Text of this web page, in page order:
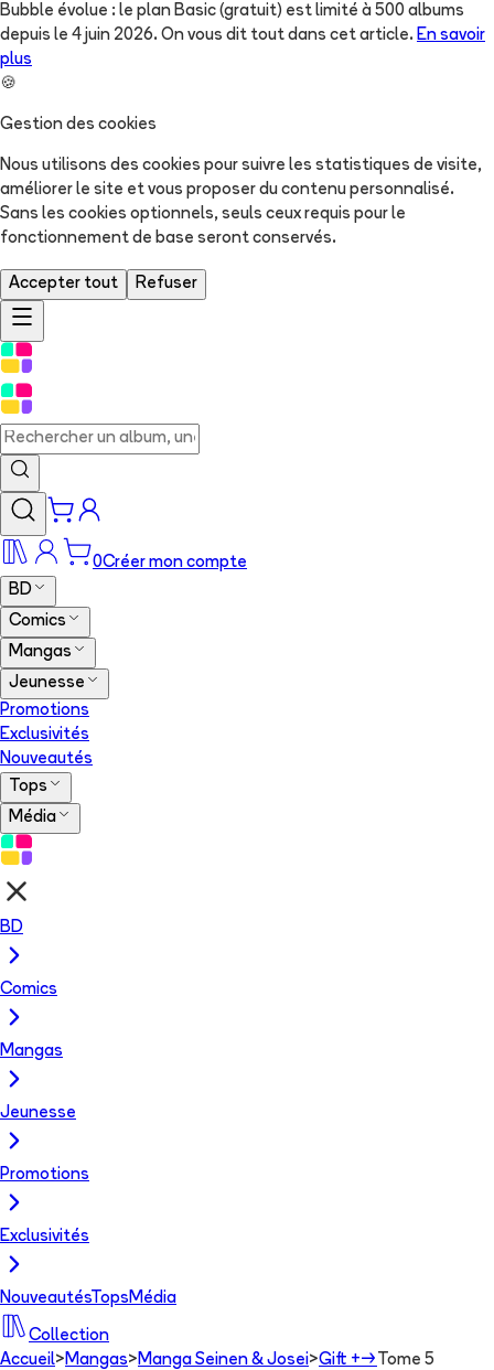
Bubble évolue : le plan Basic (gratuit) est limité à 500 albums
depuis le 4 juin 2026. On vous dit tout dans cet article. En savoir
plus
🍪
Gestion des cookies
Nous utilisons des cookies pour suivre les statistiques de visite,
améliorer le site et vous proposer du contenu personnalisé.
Sans les cookies optionnels, seuls ceux requis pour le
fonctionnement de base seront conservés.
Accepter tout Refuser
0Créer mon compte
BD
Comics
Mangas
Jeunesse
Promotions
Exclusivités
Nouveautés
Tops
Média
BD
Comics
Mangas
Jeunesse
Promotions
Exclusivités
NouveautésTops Média
Collection
Accueil> Mangas> Manga Seinen & Josei>Gift +-
Tome 5